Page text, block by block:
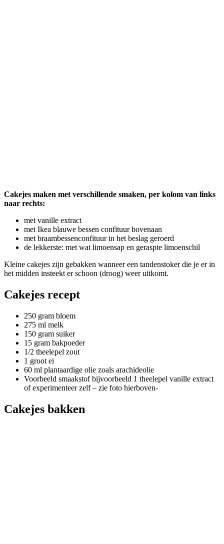
Cakejes maken met verschillende smaken, per kolom van links
naar rechts:
met vanille extract
met Ikea blauwe bessen confituur bovenaan
met braambessenconfituur in het beslag geroerd
de lekkerste: met wat limoensap en geraspte limoenschil
Kleine cakejes zijn gebakken wanneer een tandenstoker die je er in
het midden insteekt er schoon (droog) weer uitkomt.
Cakejes recept
250 gram bloem
275 ml melk
150 gram suiker
15 gram bakpoeder
1/2 theelepel zout
1 groot ei
60 ml plantaardige olie zoals arachideolie
Voorbeeld smaakstof bijvoorbeeld 1 theelepel vanille extract
of experimenteer zelf – zie foto hierboven-
Cakejes bakken